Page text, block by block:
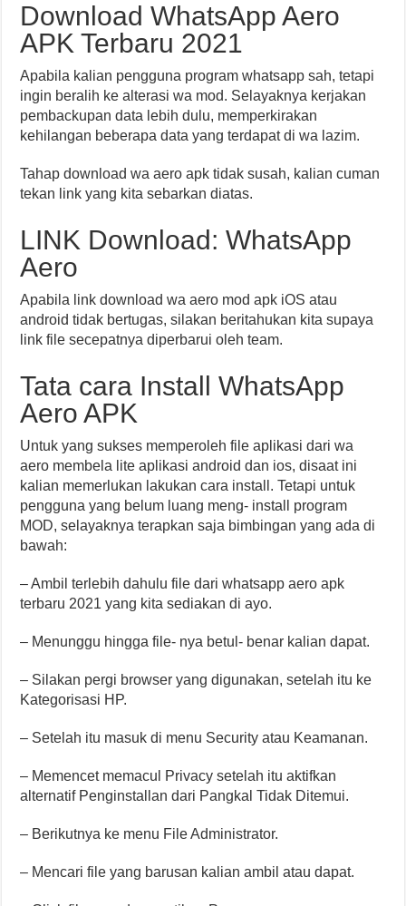
Download WhatsApp Aero
APK Terbaru 2021
Apabila kalian pengguna program whatsapp sah, tetapi
ingin beralih ke alterasi wa mod. Selayaknya kerjakan
pembackupan data lebih dulu, memperkirakan
kehilangan beberapa data yang terdapat di wa lazim.
Tahap download wa aero apk tidak susah, kalian cuman
tekan link yang kita sebarkan diatas.
LINK Download: WhatsApp
Aero
Apabila link download wa aero mod apk iOS atau
android tidak bertugas, silakan beritahukan kita supaya
link file secepatnya diperbarui oleh team.
Tata cara Install WhatsApp
Aero APK
Untuk yang sukses memperoleh file aplikasi dari wa
aero membela lite aplikasi android dan ios, disaat ini
kalian memerlukan lakukan cara install. Tetapi untuk
pengguna yang belum luang meng- install program
MOD, selayaknya terapkan saja bimbingan yang ada di
bawah:
– Ambil terlebih dahulu file dari whatsapp aero apk
terbaru 2021 yang kita sediakan di ayo.
– Menunggu hingga file- nya betul- benar kalian dapat.
– Silakan pergi browser yang digunakan, setelah itu ke
Kategorisasi HP.
– Setelah itu masuk di menu Security atau Keamanan.
– Memencet memacul Privacy setelah itu aktifkan
alternatif Penginstallan dari Pangkal Tidak Ditemui.
– Berikutnya ke menu File Administrator.
– Mencari file yang barusan kalian ambil atau dapat.